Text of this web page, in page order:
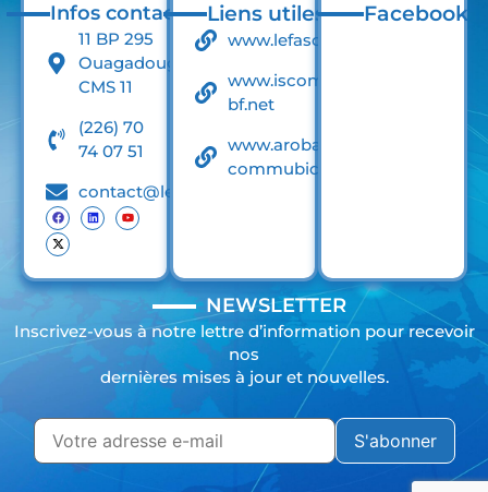
Infos contact
11 BP 295
Ouagadougou
CMS 11
(226) 70
74 07 51
contact@lefasodigital.net
Liens utiles
www.lefaso.net
www.iscom-
bf.net
www.arobase-
commubication.net
Facebook
NEWSLETTER
Inscrivez-vous à notre lettre d’information pour recevoir
nos
dernières mises à jour et nouvelles.